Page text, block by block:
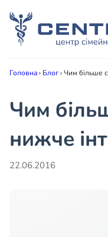
Головна› Блог›Чим більше
Чим
нижче
22.06.2016